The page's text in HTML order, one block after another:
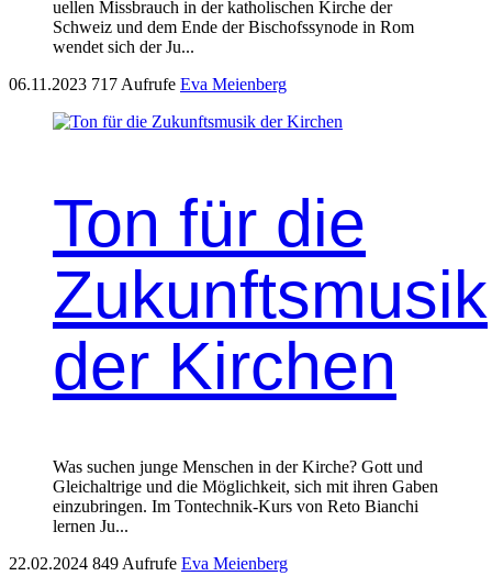
uellen Miss­brauch in der katholis­chen Kirche der
Schweiz und dem Ende der Bischof­ssyn­ode in Rom
wen­det sich der Ju...
06.11.2023 717 Aufrufe Eva Meienberg
Ton für die
Zukunftsmusik
der Kirchen
Was suchen junge Men­schen in der Kirche? Gott und
Gle­ichal­trige und die Möglichkeit, sich mit ihren Gaben
einzubrin­gen. Im Ton­tech­nik-Kurs von Reto Bianchi
ler­nen Ju...
22.02.2024 849 Aufrufe Eva Meienberg